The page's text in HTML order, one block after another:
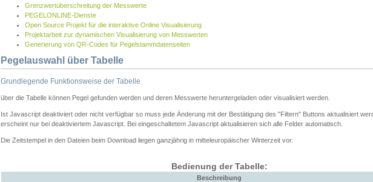
Grenzwertüberschreitung der Messwerte
PEGELONLINE-Dienste
Open Source Projekt für die interaktive Online Visualisierung
Projektarbeit zur dynamischen Visualisierung von Messwerten
Generierung von QR-Codes für Pegelstammdatenseiten
Pegelauswahl über Tabelle
Grundlegende Funktionsweise der Tabelle
über die Tabelle können Pegel gefunden werden und deren Messwerte heruntergeladen oder visualisiert werden.
Ist Javascript deaktiviert oder nicht verfügbar so muss jede Änderung mit der Bestätigung des "Filtern" Buttons aktualisiert
erscheint nur bei deaktiviertem Javascript. Bei eingeschaltetem Javascript aktualisieren sich alle Felder automatisch.
Die Zeitstempel in den Dateien beim Download liegen ganzjährig in mitteleuropäischer Winterzeit vor.
Bedienung der Tabelle:
Beschreibung